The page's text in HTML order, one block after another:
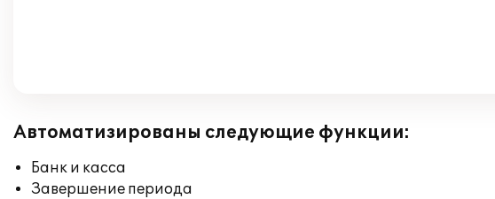
Автоматизированы следующие функции:
Банк и касса
Завершение периода